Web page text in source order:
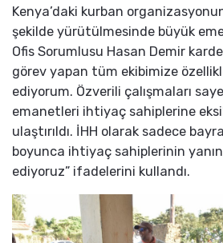
Kenya’daki kurban
şekilde yürütülmesinde büyük
Ofis Sorumlusu Hasan Demir
görev yapan tüm ekibimize
ediyorum. Özverili çalışmaları
emanetleri ihtiyaç sahiplerine
ulaştırıldı. İHH olarak sadece
boyunca ihtiyaç sahiplerinin
ediyoruz” ifadelerini kullandı.